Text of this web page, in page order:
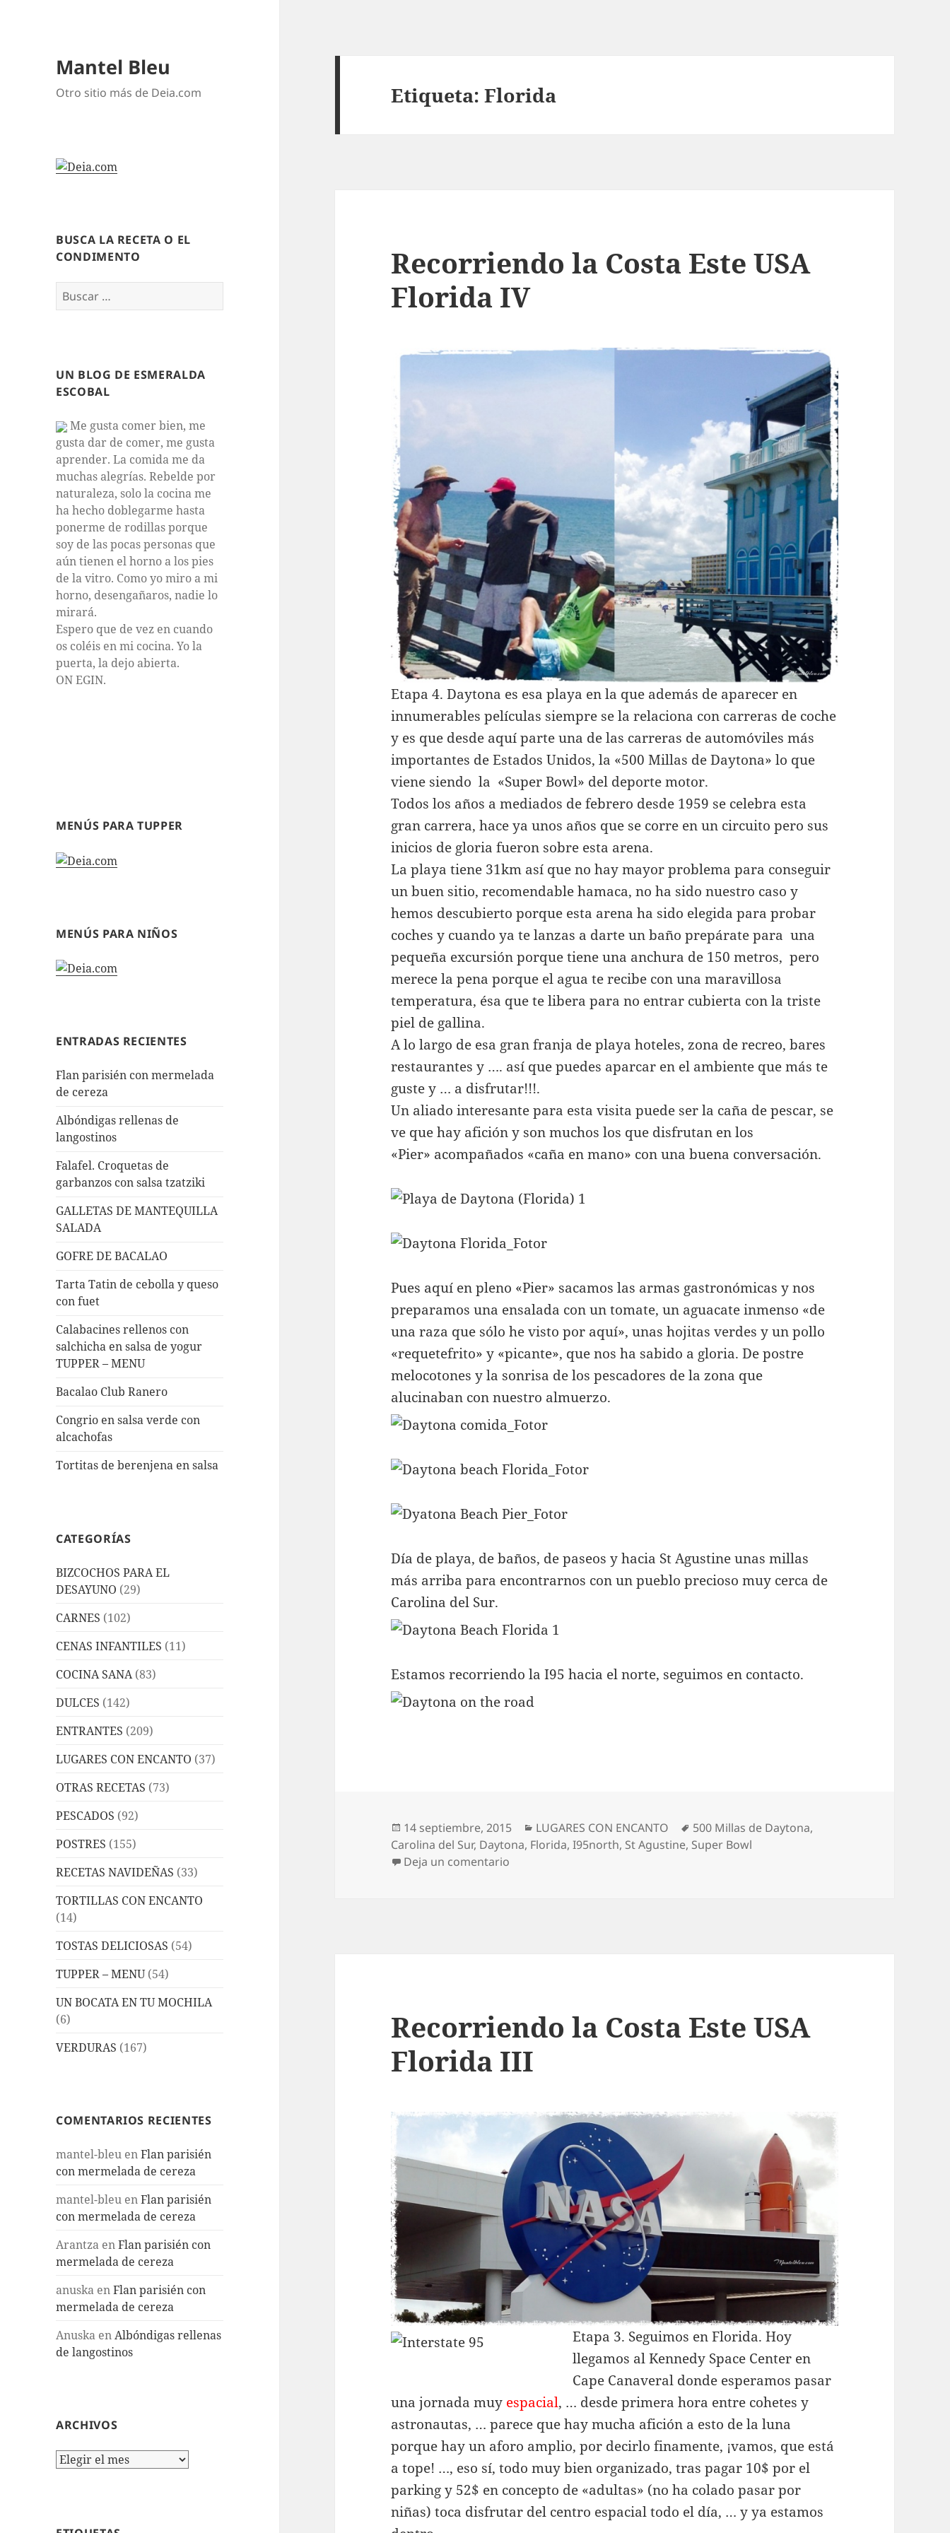
Mantel Bleu
Otro sitio más de Deia.com
BUSCA LA RECETA O EL
CONDIMENTO
Buscar:
UN BLOG DE ESMERALDA
ESCOBAL
Me gusta comer bien, me
gusta dar de comer, me gusta
aprender. La comida me da
muchas alegrías. Rebelde por
naturaleza, solo la cocina me
ha hecho doblegarme hasta
ponerme de rodillas porque
soy de las pocas personas que
aún tienen el horno a los pies
de la vitro. Como yo miro a mi
horno, desengañaros, nadie lo
mirará.
Espero que de vez en cuando
os coléis en mi cocina. Yo la
puerta, la dejo abierta.
ON EGIN.
MENÚS PARA TUPPER
MENÚS PARA NIÑOS
ENTRADAS RECIENTES
Flan parisién con mermelada
de cereza
Albóndigas rellenas de
langostinos
Falafel. Croquetas de
garbanzos con salsa tzatziki
GALLETAS DE MANTEQUILLA
SALADA
GOFRE DE BACALAO
Tarta Tatin de cebolla y queso
con fuet
Calabacines rellenos con
salchicha en salsa de yogur
TUPPER – MENU
Bacalao Club Ranero
Congrio en salsa verde con
alcachofas
Tortitas de berenjena en salsa
CATEGORÍAS
BIZCOCHOS PARA EL
DESAYUNO (29)
CARNES (102)
CENAS INFANTILES (11)
COCINA SANA(83)
DULCES (142)
ENTRANTES (209)
LUGARES CON ENCANTO (37)
OTRAS RECETAS (73)
PESCADOS (92)
POSTRES (155)
RECETAS NAVIDEÑAS (33)
TORTILLAS CON ENCANTO
(14)
TOSTAS DELICIOSAS (54)
TUPPER – MENU(54)
UN BOCATA EN TU MOCHILA
(6)
VERDURAS (167)
COMENTARIOS RECIENTES
mantel-bleu enFlan parisién
con mermelada de cereza
mantel-bleu enFlan parisién
con mermelada de cereza
Arantza enFlan parisién con
mermelada de cereza
anuska enFlan parisién con
mermelada de cereza
Anuska enAlbóndigas rellenas
de langostinos
ARCHIVOS
Archivos
Etiqueta:Florida
Recorriendo la Costa Este USA
Florida IV
Etapa 4. Daytona es esa playa en la que además de aparecer en
innumerables películas siempre se la relaciona con carreras de coche
y es que desde aquí parte una de las carreras de automóviles más
importantes de Estados Unidos, la «500 Millas de Daytona» lo que
viene siendo la «Super Bowl» del deporte motor.
Todos los años a mediados de febrero desde 1959 se celebra esta
gran carrera, hace ya unos años que se corre en un circuito pero sus
inicios de gloria fueron sobre esta arena.
La playa tiene 31km así que no hay mayor problema para conseguir
un buen sitio, recomendable hamaca, no ha sido nuestro caso y
hemos descubierto porque esta arena ha sido elegida para probar
coches y cuando ya te lanzas a darte un baño prepárate para una
pequeña excursión porque tiene una anchura de 150 metros, pero
merece la pena porque el agua te recibe con una maravillosa
temperatura, ésa que te libera para no entrar cubierta con la triste
piel de gallina.
A lo largo de esa gran franja de playa hoteles, zona de recreo, bares
restaurantes y …. así que puedes aparcar en el ambiente que más te
guste y … a disfrutar!!!.
Un aliado interesante para esta visita puede ser la caña de pescar, se
ve que hay afición y son muchos los que disfrutan en los
«Pier» acompañados «caña en mano» con una buena conversación.
Pues aquí en pleno «Pier» sacamos las armas gastronómicas y nos
preparamos una ensalada con un tomate, un aguacate inmenso «de
una raza que sólo he visto por aquí», unas hojitas verdes y un pollo
«requetefrito» y «picante», que nos ha sabido a gloria. De postre
melocotones y la sonrisa de los pescadores de la zona que
alucinaban con nuestro almuerzo.
Día de playa, de baños, de paseos y hacia St Agustine unas millas
más arriba para encontrarnos con un pueblo precioso muy cerca de
Carolina del Sur.
Estamos recorriendo la I95 hacia el norte, seguimos en contacto.
Publicado
el
14 septiembre, 2015 Categorías
LUGARES CON ENCANTO Etiquetas
500 Millas de Daytona,
Carolina del Sur, Daytona, Florida,I95north, St Agustine, Super Bowl
Deja un comentario
Recorriendo la Costa Este USA
Florida III
Etapa 3. Seguimos en Florida. Hoy
llegamos al Kennedy Space Center en
Cape Canaveral donde esperamos pasar
una jornada muy espacial, … desde primera hora entre cohetes y
astronautas, … parece que hay mucha afición a esto de la luna
porque hay un aforo amplio, por decirlo finamente, ¡vamos, que está
a tope! …, eso sí, todo muy bien organizado, tras pagar 10$ por el
parking y 52$ en concepto de «adultas» (no ha colado pasar por
niñas) toca disfrutar del centro espacial todo el día, … y ya estamos